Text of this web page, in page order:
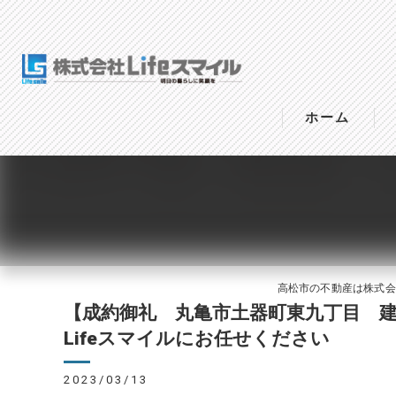
ホーム
高松市の不動産は株式
【成約御礼 丸亀市土器町東九丁目
Lifeスマイルにお任せください
2023/03/13